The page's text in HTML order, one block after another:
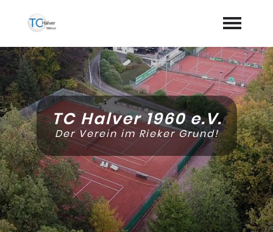
Startseite
Der Verein expand_more
Mannschaften
Termine expand_more
Platzbelegung
Galerie
TC Halver 1960 e.V.
Der Verein im Rieker Grund!